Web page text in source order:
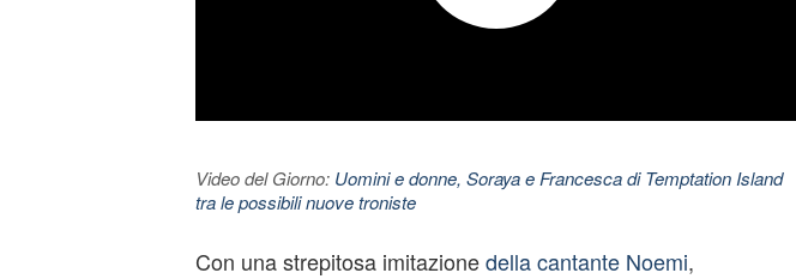
Video del Giorno: Uomini e donne, Soraya e Francesca di Temptation Island
tra le possibili nuove troniste
Con una strepitosa imitazionedella cantante Noemi,